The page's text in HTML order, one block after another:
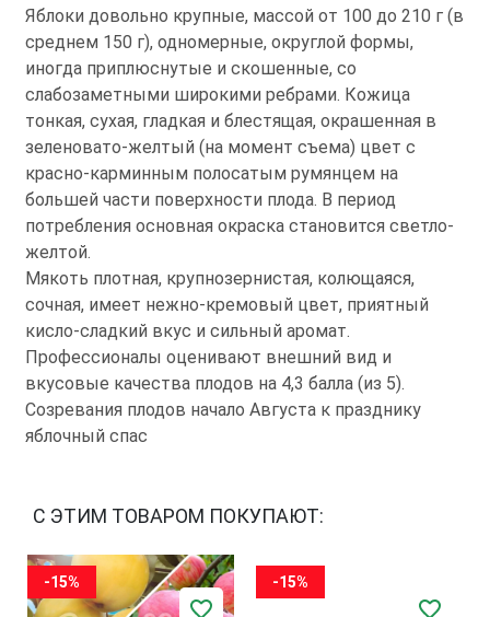
Яблоки довольно крупные, массой от 100 до 210 г (в
среднем 150 г), одномерные, округлой формы,
иногда приплюснутые и скошенные, со
слабозаметными широкими ребрами. Кожица
тонкая, сухая, гладкая и блестящая, окрашенная в
зеленовато-желтый (на момент съема) цвет с
красно-карминным полосатым румянцем на
большей части поверхности плода. В период
потребления основная окраска становится светло-
желтой.
Мякоть плотная, крупнозернистая, колющаяся,
сочная, имеет нежно-кремовый цвет, приятный
кисло-сладкий вкус и сильный аромат.
Профессионалы оценивают внешний вид и
вкусовые качества плодов на 4,3 балла (из 5).
Созревания плодов начало Августа к празднику
яблочный спас
С ЭТИМ ТОВАРОМ ПОКУПАЮТ:
-15% -15%